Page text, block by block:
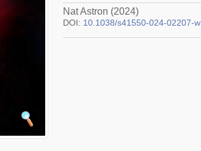
Nat Astron (2024)
DOI: 10.1038/s41550-024-02207-w